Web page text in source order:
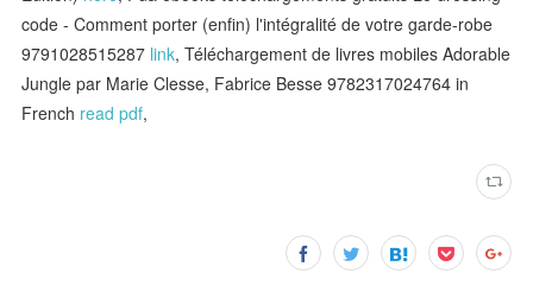
code - Comment porter (enfin) l'intégralité de votre garde-robe
9791028515287 link, Téléchargement de livres mobiles Adorable
Jungle par Marie Clesse, Fabrice Besse 9782317024764 in
French read pdf,